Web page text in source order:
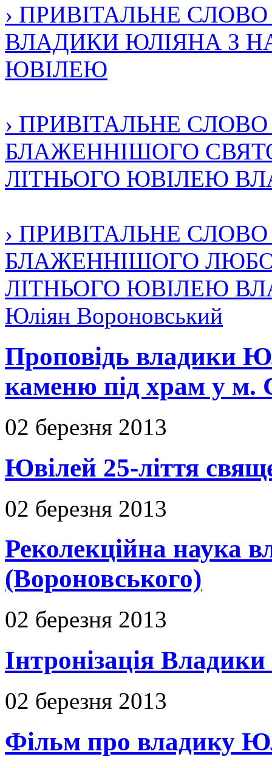
› ПРИВІТАЛЬНЕ
ВЛАДИКИ ЮЛІЯНА З
ЮВІЛЕЮ
› ПРИВІТАЛЬНЕ
БЛАЖЕННІШОГО
ЛІТНЬОГО ЮВІЛЕЮ
› ПРИВІТАЛЬНЕ
БЛАЖЕННІШОГО
ЛІТНЬОГО ЮВІЛЕЮ
Юліян Вороновський
Проповідь владики
каменю під храм у м.
02 березня 2013
Ювілей 25-ліття
02 березня 2013
Реколекційна наука
(Вороновського)
02 березня 2013
Інтронізація
02 березня 2013
Фільм про владику